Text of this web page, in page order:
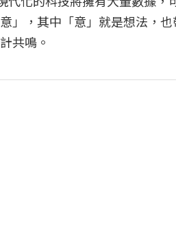
」，其中「意」就是想法，
共鳴。